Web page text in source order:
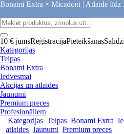
Bonami Extra × Micadoni | Atlaide līdz
10 € jumsReģistrācijaPieteikšanās
Kategorijas
Telpas
Bonami Extra
Iedvesmai
Akcijas un atlaides
Jaunumi
Premium preces
Profesionāļiem
Kategorijas Telpas Bonami Extra
atlaides Jaunumi Premium preces